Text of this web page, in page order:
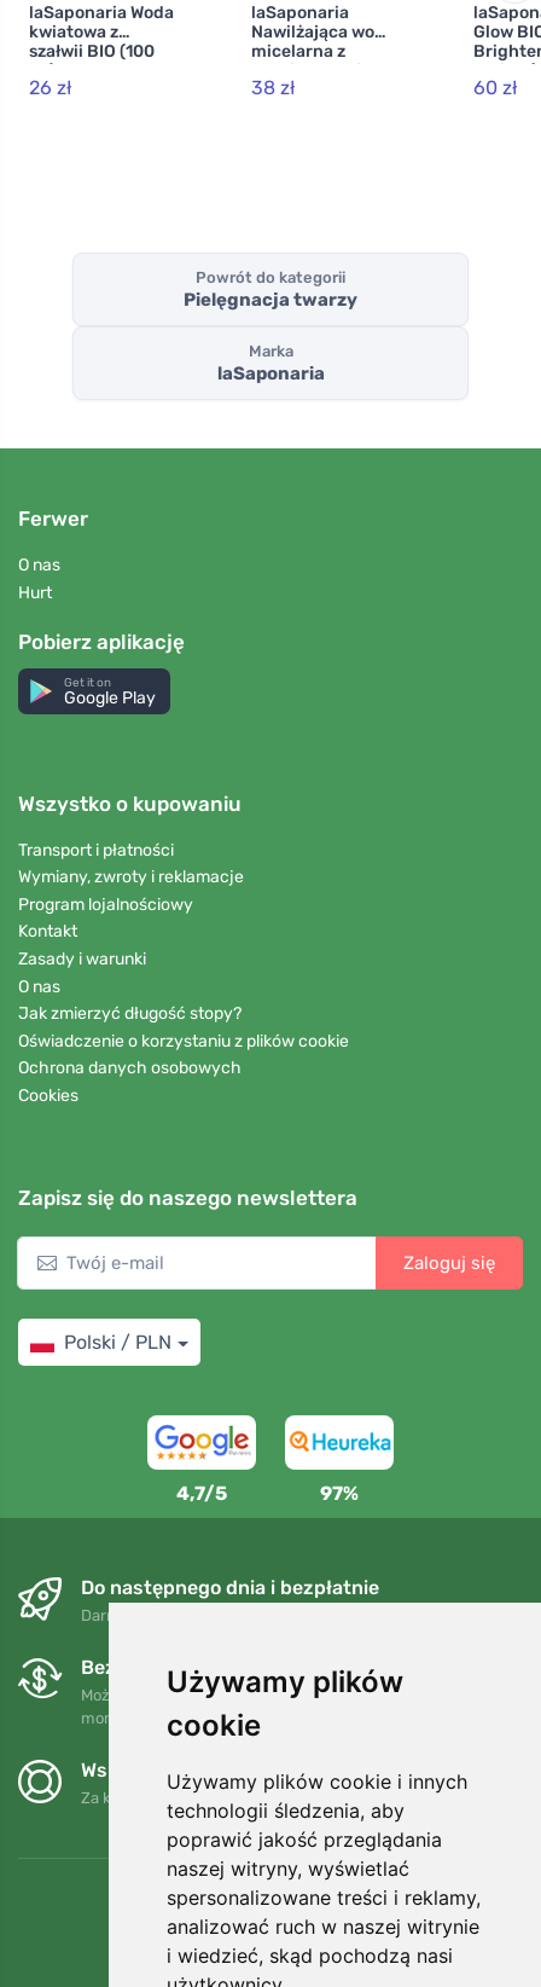
Używamy plików
cookie
Używamy plików cookie i innych
technologii śledzenia, aby
poprawić jakość przeglądania
naszej witryny, wyświetlać
spersonalizowane treści i reklamy,
analizować ruch w naszej witrynie
i wiedzieć, skąd pochodzą nasi
laSaponaria Woda
kwiatowa z
szałwii BIO (100
ml)
26 zł
laSaponaria
Nawilżająca woda
micelarna z
prebiotykami
(200 ml) - z różą
38 zł
Glow
Lotion
60 zł
Powrót do kategorii
Pielęgnacja twarzy
Marka
laSaponaria
Ferwer
O nas
Hurt
Pobierz aplikację
Get it on
Google Play
Wszystko o kupowaniu
Transport i płatności
Wymiany, zwroty i reklamacje
Program lojalnościowy
Kontakt
Zasady i warunki
O nas
Jak zmierzyć długość stopy?
Oświadczenie o korzystaniu z plików cookie
Ochrona danych osobowych
Cookies
Zapisz się do naszego newslettera
Zaloguj się
Polski / PLN
4,7/5 97%
Do następnego dnia i bezpłatnie
Darmowa wysyłka dla zamówień powyżej 250 PLN
Bezpłatne wymiany i zwroty
Możesz zwrócić lub wymienić swoje zamówienie w dowolnym
momencie w ciągu 90 dni.
Wspieramy Trees.org
Za każde zamówienie sadzimy drzewo! Czytaj więcej